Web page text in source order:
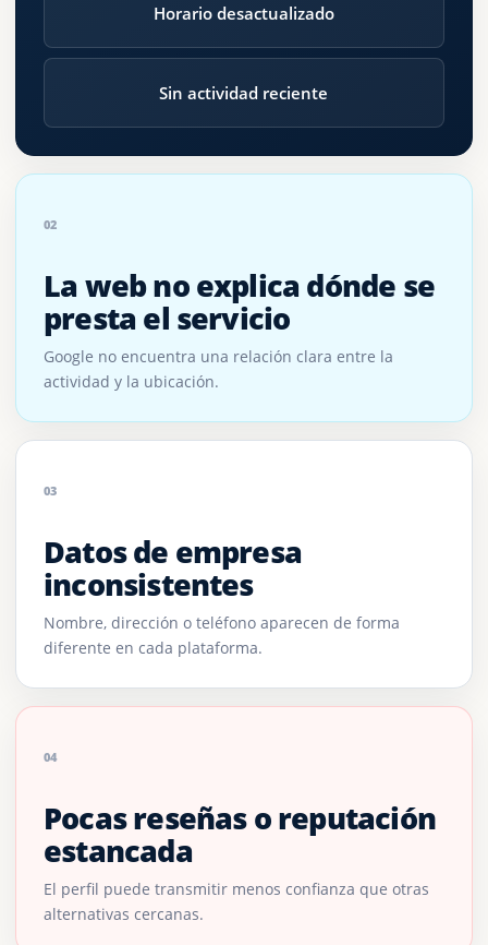
Horario desactualizado
Sin actividad reciente
02
La web no explica dónde se
presta el servicio
Google no encuentra una relación clara entre la
actividad y la ubicación.
03
Datos de empresa
inconsistentes
Nombre, dirección o teléfono aparecen de forma
diferente en cada plataforma.
04
Pocas reseñas o reputación
estancada
El perfil puede transmitir menos confianza que otras
alternativas cercanas.